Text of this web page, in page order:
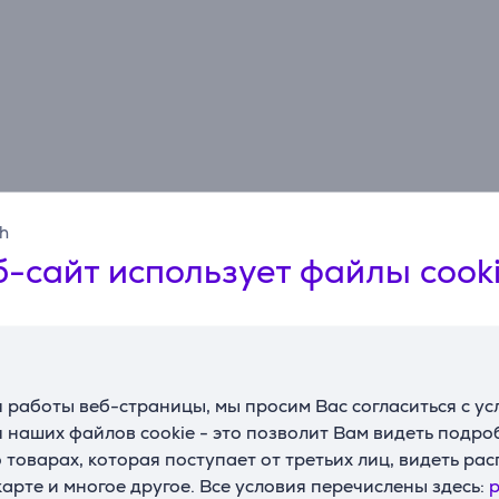
сайт использует файлы
веб-страницы, мы просим Вас согласиться с
наших файлов cookie - это позволит Вам видеть
которая поступает от третьих лиц, видеть
и многое другое. Все условия перечислены здесь:
Спецификация